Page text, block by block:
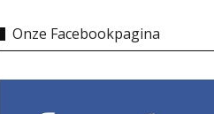
Onze Facebookpagina